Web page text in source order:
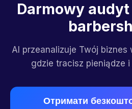
Darmowy
AI przeanalizuje Twój
gdzie tracisz pieniądze
Отримати